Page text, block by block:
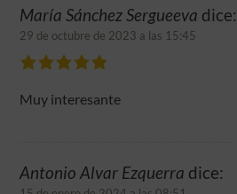
María Sánchez Sergueeva dice:
29 de octubre de 2023 a las 15:45
Muy interesante
Antonio Alvar Ezquerra dice: